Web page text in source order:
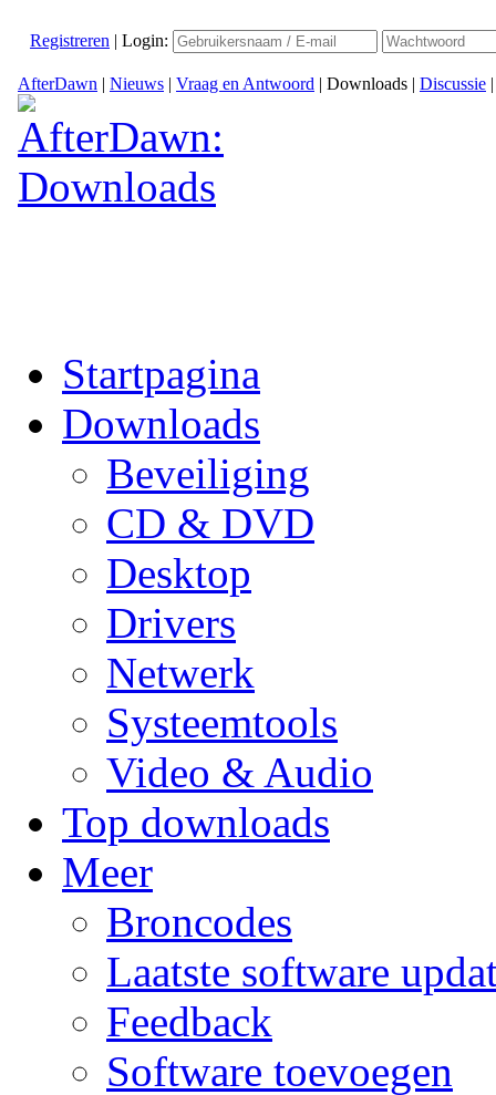
Registreren | Login:
AfterDawn | Nieuws | Vraag en Antwoord | Downloads | Discussie
Startpagina
Downloads
Beveiliging
CD & DVD
Desktop
Drivers
Netwerk
Systeemtools
Video & Audio
Top downloads
Meer
Broncodes
Laatste software
Feedback
Software toevoegen